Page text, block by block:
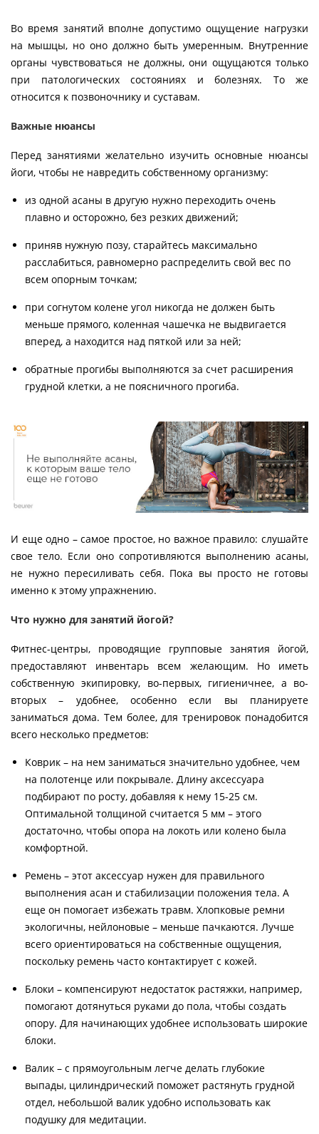
Во время занятий вполне допустимо ощущение нагрузки
на мышцы, но оно должно быть умеренным. Внутренние
органы чувствоваться не должны, они ощущаются только
при патологических состояниях и болезнях. То же
относится к позвоночнику и суставам.
Важные нюансы
Перед занятиями желательно изучить основные нюансы
йоги, чтобы не навредить собственному организму:
из одной асаны в другую нужно переходить очень
плавно и осторожно, без резких движений;
приняв нужную позу, старайтесь максимально
расслабиться, равномерно распределить свой вес по
всем опорным точкам;
при согнутом колене угол никогда не должен быть
меньше прямого, коленная чашечка не выдвигается
вперед, а находится над пяткой или за ней;
обратные прогибы выполняются за счет расширения
грудной клетки, а не поясничного прогиба.
И еще одно – самое простое, но важное правило: слушайте
свое тело. Если оно сопротивляются выполнению асаны,
не нужно пересиливать себя. Пока вы просто не готовы
именно к этому упражнению.
Что нужно для занятий йогой?
Фитнес-центры, проводящие групповые занятия йогой,
предоставляют инвентарь всем желающим. Но иметь
собственную экипировку, во-первых, гигиеничнее, а во-
вторых – удобнее, особенно если вы планируете
заниматься дома. Тем более, для тренировок понадобится
всего несколько предметов:
Коврик – на нем заниматься значительно удобнее, чем
на полотенце или покрывале. Длину аксессуара
подбирают по росту, добавляя к нему 15-25 см.
Оптимальной толщиной считается 5 мм – этого
достаточно, чтобы опора на локоть или колено была
комфортной.
Ремень – этот аксессуар нужен для правильного
выполнения асан и стабилизации положения тела. А
еще он помогает избежать травм. Хлопковые ремни
экологичны, нейлоновые – меньше пачкаются. Лучше
всего ориентироваться на собственные ощущения,
поскольку ремень часто контактирует с кожей.
Блоки – компенсируют недостаток растяжки, например,
помогают дотянуться руками до пола, чтобы создать
опору. Для начинающих удобнее использовать широкие
блоки.
Валик – с прямоугольным легче делать глубокие
выпады, цилиндрический поможет растянуть грудной
отдел, небольшой валик удобно использовать как
подушку для медитации.